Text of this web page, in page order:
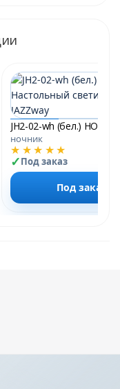
ночник
★★★★★
Под заказ
Под заказ